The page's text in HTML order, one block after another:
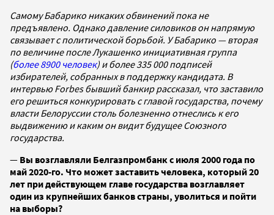
Самому Бабарико никаких обвинений пока не
предъявлено. Однако давление силовиков он напрямую
связывает с политической борьбой. У Бабарико — вторая
по величине после Лукашенко инициативная группа
(более 8900 человек) и более 335 000 подписей
избирателей, собранных в поддержку кандидата. В
интервью Forbes бывший банкир рассказал, что заставило
его решиться конкурировать с главой государства, почему
власти Белоруссии столь болезненно отнеслись к его
выдвижению и каким он видит будущее Союзного
государства.
— Вы возглавляли Белгазпромбанк с июля 2000 года по
май 2020-го. Что может заставить человека, который 20
лет при действующем главе государства возглавляет
один из крупнейших банков страны, уволиться и пойти
на выборы?